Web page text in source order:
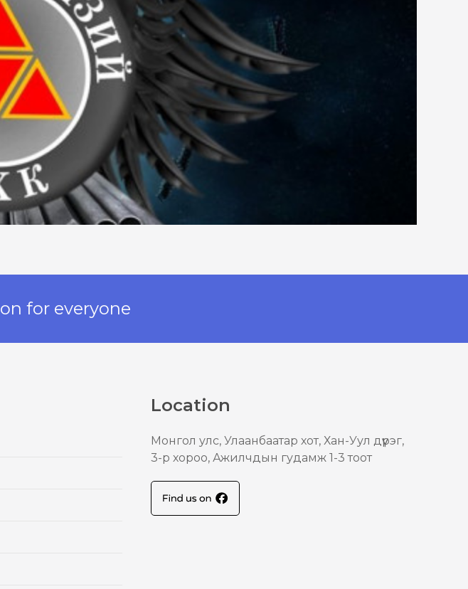
for everyone
Location
Mонгол улс, Улаанбаатар хот, Хан-Уул дүүрэг,
3-р хороо, Ажилчдын гудамж 1-3 тоот